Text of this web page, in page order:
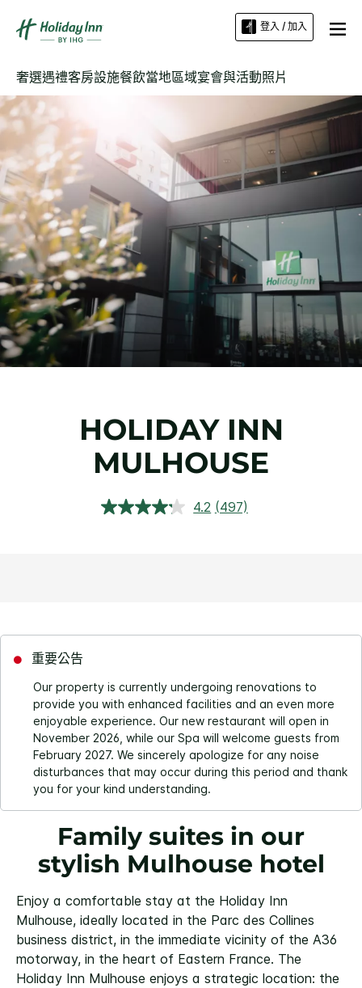
登入 / 加入
奢選遇禮客房設施餐飲當地區域宴會與活動照片
HOLIDAY INN
MULHOUSE
4.2 閱
(497)
重要公告
Our property is currently undergoing renovations to
provide you with enhanced facilities and an even more
enjoyable experience. Our new restaurant will open in
November 2026, while our Spa will welcome guests from
February 2027. We sincerely apologize for any noise
disturbances that may occur during this period and thank
you for your kind understanding.
Family suites in our
stylish Mulhouse hotel
Enjoy a comfortable stay at the Holiday Inn
Mulhouse, ideally located in the Parc des Collines
business district, in the immediate vicinity of the A36
motorway, in the heart of Eastern France. The
Holiday Inn Mulhouse enjoys a strategic location: the